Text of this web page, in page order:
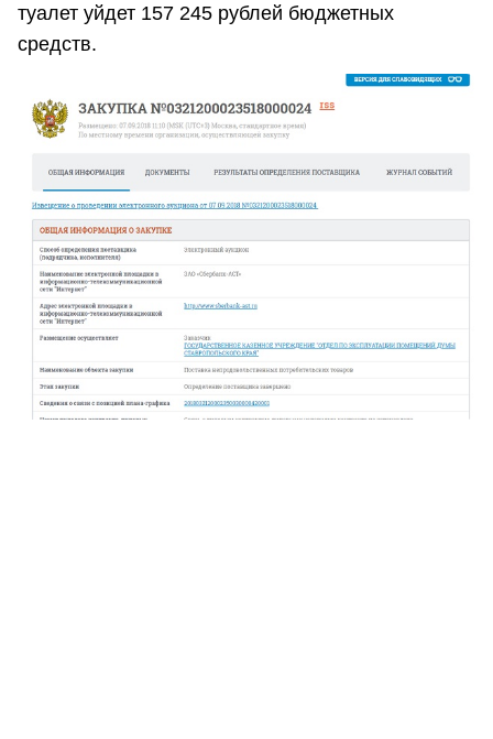
туалет уйдет 157 245 рублей бюджетных
средств.